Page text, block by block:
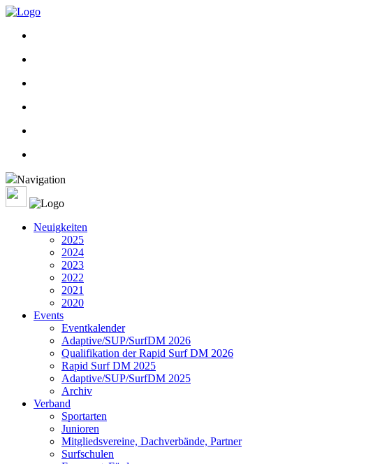
Navigation
Neuigkeiten
2025
2024
2023
2022
2021
2020
Events
Eventkalender
Adaptive/SUP/SurfDM 2026
Qualifikation der Rapid Surf DM 2026
Rapid Surf DM 2025
Adaptive/SUP/SurfDM 2025
Archiv
Verband
Sportarten
Junioren
Mitgliedsvereine, Dachverbände, Partner
Surfschulen